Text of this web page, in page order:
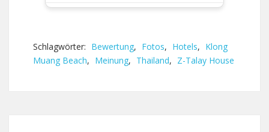
Schlagwörter: Bewertung, Fotos, Hotels, Klong
Muang Beach, Meinung, Thailand, Z-Talay House